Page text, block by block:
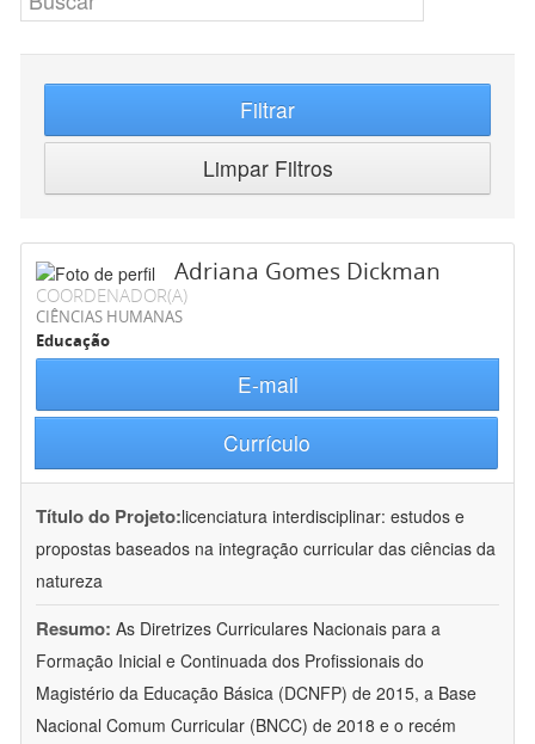
Filtrar
Limpar Filtros
Adriana Gomes Dickman
COORDENADOR(A)
CIÊNCIAS HUMANAS
Educação
E-mail
Currículo
Título do Projeto:licenciatura interdisciplinar: estudos e
propostas baseados na integração curricular das ciências da
natureza
Resumo: As Diretrizes Curriculares Nacionais para a
Formação Inicial e Continuada dos Profissionais do
Magistério da Educação Básica (DCNFP) de 2015, a Base
Nacional Comum Curricular (BNCC) de 2018 e o recém